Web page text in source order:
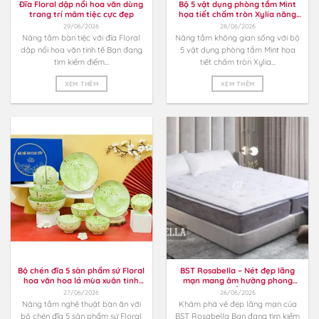
Đĩa Floral dập nổi hoa văn dùng
trang trí mâm tiệc cực đẹp
29/06/2026
Nâng tầm bàn tiệc với đĩa Floral
dập nổi hoa văn tinh tế Bạn đang
tìm kiếm điểm...
XEM THÊM
Bộ 5 vật dụng phòng tắm Mint
họa tiết chấm tròn Xylia năng
động
28/06/2026
Nâng tầm không gian sống với bộ
5 vật dụng phòng tắm Mint họa
tiết chấm tròn Xylia...
XEM THÊM
Bộ chén đĩa 5 sản phẩm sứ Floral
hoa văn hoa lá mùa xuân tinh
xảo
27/06/2026
Nâng tầm nghệ thuật bàn ăn với
bộ chén đĩa 5 sản phẩm sứ Floral
BST Rosabella – Nét đẹp lãng
mạn mang âm hưởng phong
cách đồng quê
26/06/2026
Khám phá vẻ đẹp lãng mạn của
BST Rosabella Bạn đang tìm kiếm